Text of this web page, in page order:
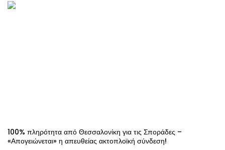
100% πληρότητα από Θεσσαλονίκη για τις Σποράδες –
«Απογειώνεται» η απευθείας ακτοπλοϊκή σύνδεση!